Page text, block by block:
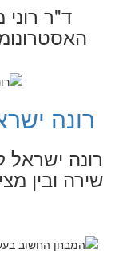
ד"ר
האסטרונומיה.
רונה
רונה
שירה ובין